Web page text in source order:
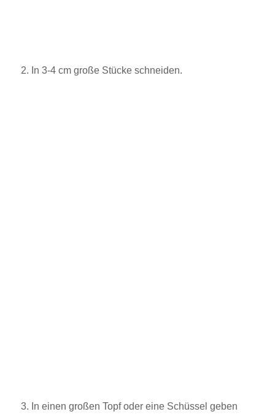
2. In 3-4 cm große Stücke schneiden.
3. In einen großen Topf oder eine Schüssel geben